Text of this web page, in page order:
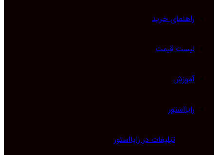
راهنمای خرید
لیست قیمت
آموزش
رایااستور
تبلیغات در رایااستور